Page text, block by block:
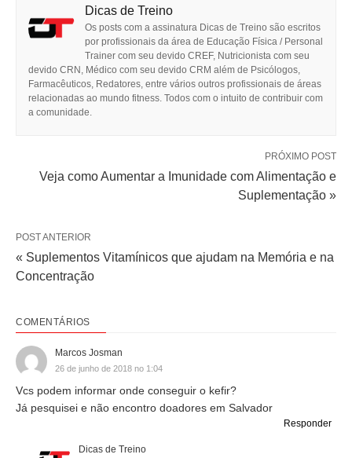
Dicas de Treino
Os posts com a assinatura Dicas de Treino são escritos
por profissionais da área de Educação Física / Personal
Trainer com seu devido CREF, Nutricionista com seu
devido CRN, Médico com seu devido CRM além de Psicólogos,
Farmacêuticos, Redatores, entre vários outros profissionais de áreas
relacionadas ao mundo fitness. Todos com o intuito de contribuir com
a comunidade.
PRÓXIMO POST
Veja como Aumentar a Imunidade com Alimentação e
Suplementação »
POST ANTERIOR
« Suplementos Vitamínicos que ajudam na Memória e na
Concentração
COMENTÁRIOS
Marcos Josman
26 de junho de 2018 no 1:04
Vcs podem informar onde conseguir o kefir?
Já pesquisei e não encontro doadores em Salvador
Responder
Dicas de Treino